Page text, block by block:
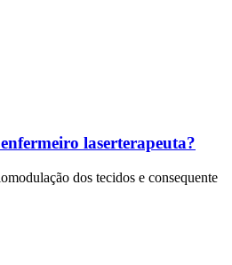
laserterapeuta?
dos tecidos e consequente